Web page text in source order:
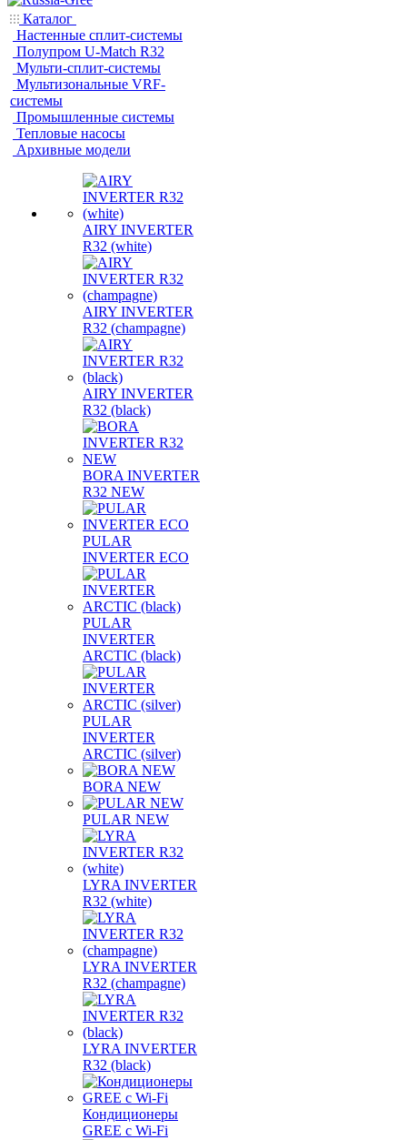
Каталог
Настенные сплит-системы
Полупром U-Match R32
Мульти-сплит-системы
Мультизональные VRF-
системы
Промышленные системы
Тепловые насосы
Архивные модели
AIRY INVERTER
R32 (white)
AIRY INVERTER
R32 (champagne)
AIRY INVERTER
R32 (black)
BORA INVERTER
R32 NEW
PULAR
INVERTER ECO
PULAR
INVERTER
ARCTIC (black)
PULAR
INVERTER
ARCTIC (silver)
BORA NEW
PULAR NEW
LYRA INVERTER
R32 (white)
LYRA INVERTER
R32 (champagne)
LYRA INVERTER
R32 (black)
Кондиционеры
GREE с Wi-Fi